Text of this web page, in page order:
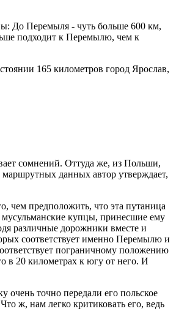
До Перемыля - чуть больше 600 км,
подходит к Перемылю, чем к
165 километров город Ярослав,
сомнений. Оттуда же, из Польши,
данных автор утверждает,
чем предположить, что эта путаница
мусульманские купцы, принесшие ему
различные дорожники вместе и
соответствует именно Перемылю и
пограничному положению
в 20 километрах к югу от него. И
точно передали его польское
ж, нам легко критиковать его, ведь